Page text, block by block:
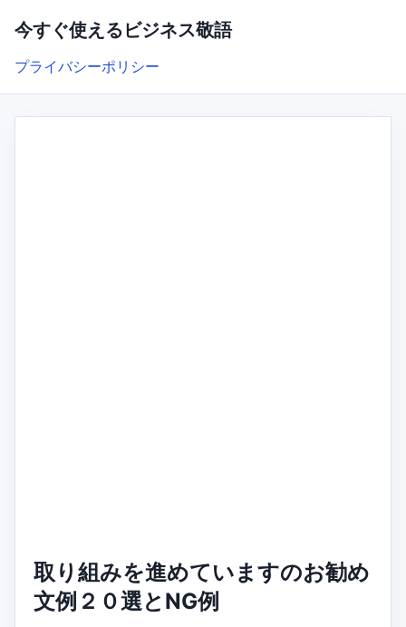
今すぐ使えるビジネス敬語
プライバシーポリシー
取り組みを進めていますのお勧め
文例２０選とNG例